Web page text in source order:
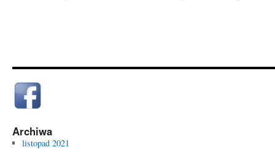
Archiwa
listopad 2021